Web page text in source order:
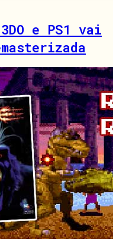
e PS1 vai